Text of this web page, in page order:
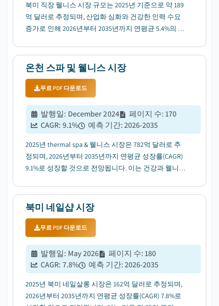
북미 직장 웰니스 시장 규모는 2025년 기준으로 약 189
억 달러로 추정되며, 산업화 심화와 건강한 인력 수요
증가로 인해 2026년부터 2035년까지 연평균 5.4%의 성
온천 스파 및 웰니스 시장
무료 PDF 다운로드
발행일: December 2024 페이지 수:170
CAGR: 9.1% 예측 기간:2026-2035
2025년 thermal spa & 웰니스 시장은 782억 달러로 추
정되며, 2026년부터 2035년까지 연평균 성장률(CAGR)
9.1%로 성장할 것으로 전망됩니다. 이는 건강과 웰니스
북미 네일샵 시장
무료 PDF 다운로드
발행일: May 2026 페이지 수:180
CAGR: 7.8% 예측 기간:2026-2035
2025년 북미 네일살롱 시장은 162억 달러로 추정되며,
2026년부터 2035년까지 연평균 성장률(CAGR) 7.8%로